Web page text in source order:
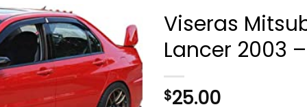
Viseras
Lancer 2003
$25.00